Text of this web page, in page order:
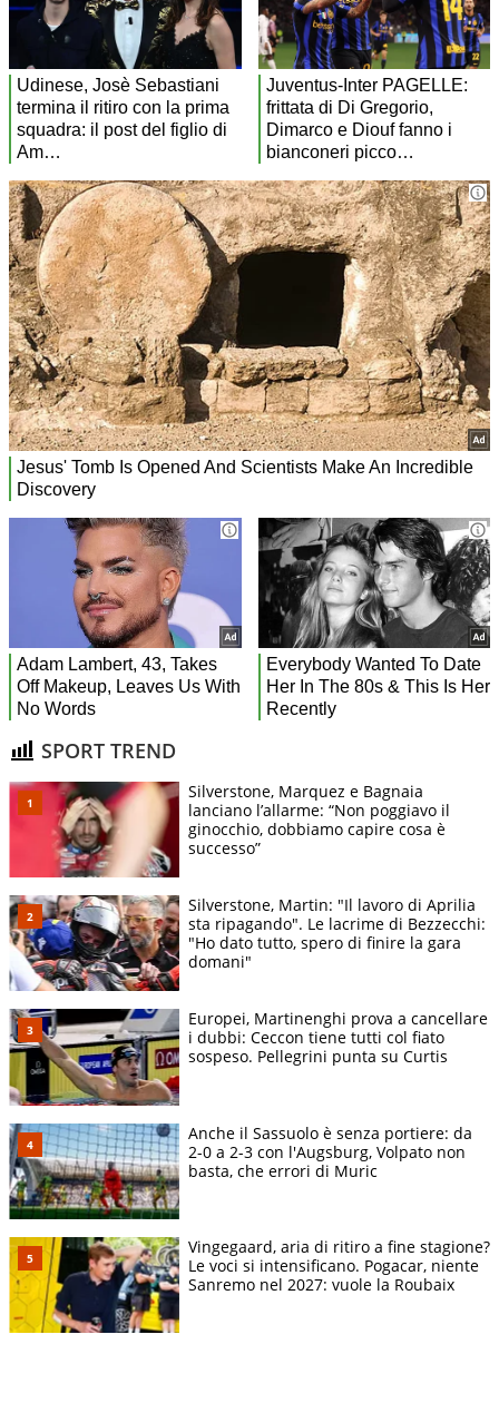
SPORT TREND
Silverstone, Marquez e Bagnaia
lanciano l’allarme: “Non poggiavo il
ginocchio, dobbiamo capire cosa è
successo”
Silverstone, Martin: "Il lavoro di Aprilia
sta ripagando". Le lacrime di Bezzecchi:
"Ho dato tutto, spero di finire la gara
domani"
Europei, Martinenghi prova a cancellare
i dubbi: Ceccon tiene tutti col fiato
sospeso. Pellegrini punta su Curtis
Anche il Sassuolo è senza portiere: da
2-0 a 2-3 con l'Augsburg, Volpato non
basta, che errori di Muric
Vingegaard, aria di ritiro a fine stagione?
Le voci si intensificano. Pogacar, niente
Sanremo nel 2027: vuole la Roubaix